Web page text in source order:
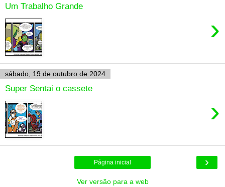
Um Trabalho Grande
›
sábado, 19 de outubro de 2024
Super Sentai o cassete
›
›
Página inicial
Ver versão para a web